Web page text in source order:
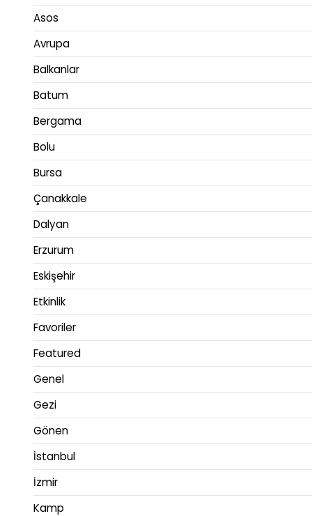
Asos
Avrupa
Balkanlar
Batum
Bergama
Bolu
Bursa
Çanakkale
Dalyan
Erzurum
Eskişehir
Etkinlik
Favoriler
Featured
Genel
Gezi
Gönen
İstanbul
İzmir
Kamp